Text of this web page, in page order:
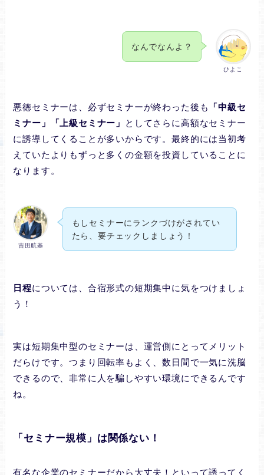
ひよこ
なんでなんよ？
悪徳セミナーは、必ずセミナーが終わった後も
「中級セ
ミナー」「上級セミナー」
としてさらに高額なセミナー
に誘導してくることが多いからです。最終的には当初考
えていたよりもずっと多くの金額を投資していることに
なります。
吉田航基
もしセミナーにランクづけがされてい
たら、要チェックしましょう！
日程については、合宿形式の短期集中に気をつけましょ
う！
実は短期集中型のセミナーは、運営側にとってメリット
だらけです。つまり回転率もよく、数日間で一気に洗脳
できるので、非常に人を騙しやすい環境にできるんです
ね。
「セミナー規模」は関係ない！
有名な企業のセミナーだから大丈夫！といって誘ってく